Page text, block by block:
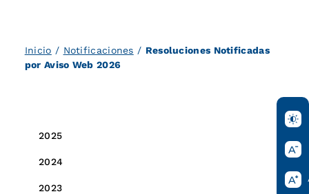
Inicio / Notificaciones / Resoluciones Notificadas
por Aviso Web 2026
2025
2024
2023